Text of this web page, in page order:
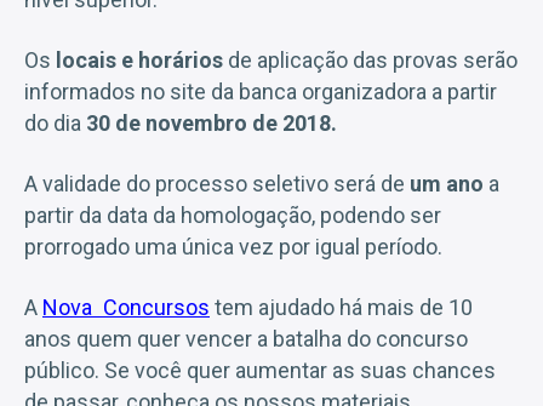
Os locais e horários de aplicação das provas serão
informados no site da banca organizadora a partir
do dia 30 de novembro de 2018.
A validade do processo seletivo será de um ano a
partir da data da homologação, podendo ser
prorrogado uma única vez por igual período.
A Nova Concursos tem ajudado há mais de 10
anos quem quer vencer a batalha do concurso
público. Se você quer aumentar as suas chances